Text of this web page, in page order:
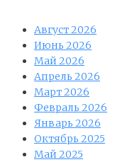
Август 2026
Июнь 2026
Май 2026
Апрель 2026
Март 2026
Февраль 2026
Январь 2026
Октябрь 2025
Май 2025